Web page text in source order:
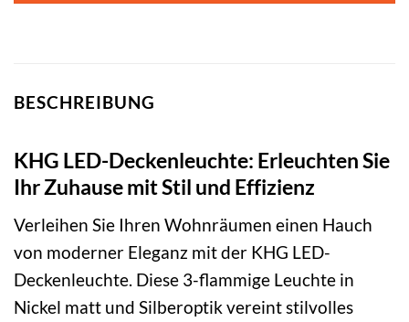
BESCHREIBUNG
KHG LED-Deckenleuchte: Erleuchten Sie
Ihr Zuhause mit Stil und Effizienz
Verleihen Sie Ihren Wohnräumen einen Hauch
von moderner Eleganz mit der KHG LED-
Deckenleuchte. Diese 3-flammige Leuchte in
Nickel matt und Silberoptik vereint stilvolles